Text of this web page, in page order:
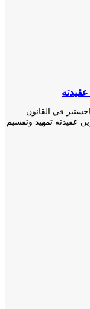
في القانون
تمهيد وتقسيم